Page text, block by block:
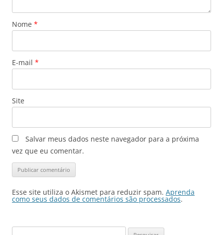
Nome *
E-mail *
Site
Salvar meus dados neste navegador para a próxima
vez que eu comentar.
Esse site utiliza o Akismet para reduzir spam. Aprenda
como seus dados de comentários são processados.